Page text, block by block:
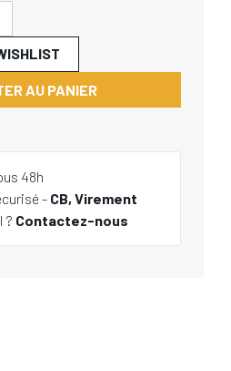
AU PANIER
48h
- CB, Virement
? Contactez-nous